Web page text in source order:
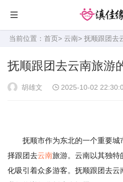
当前位置： 首页> 云南> 抚顺跟团去
抚顺跟团去云南旅游
胡雄文 2025-10-02
抚顺市作为东北的一个重要城
择跟团去云南旅游。云南以其独特
化吸引着众多游客。抚顺跟团去云